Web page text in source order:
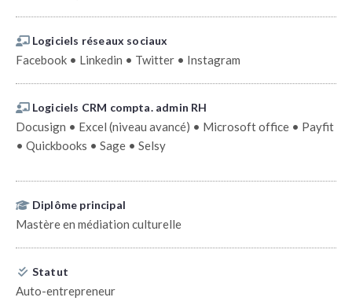
Logiciels réseaux sociaux
Facebook • Linkedin • Twitter • Instagram
Logiciels CRM compta. admin RH
Docusign • Excel (niveau avancé) • Microsoft office • Payfit
• Quickbooks • Sage • Selsy
Diplôme principal
Mastère en médiation culturelle
Statut
Auto-entrepreneur